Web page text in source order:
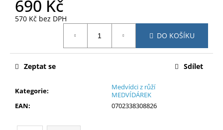
690 Kč
570 Kč bez DPH
DO KOŠÍKU
Kategorie:
Medvídci z růží
MEDVÍDÁREK
EAN: 0702338308826
Zeptat se Sdílet
e